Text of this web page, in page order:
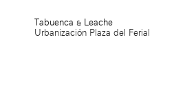
Tabuenca & Leache
Urbanización Plaza del Ferial